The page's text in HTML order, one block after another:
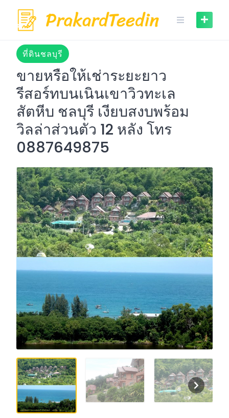
content
ที่ดินชลบุรี
ขายหรือให้เช่าระยะยาว
รีสอร์ทบนเนินเขาวิวทะเล
สัตหีบ ชลบุรี เงียบสงบพร้อม
วิลล่าส่วนตัว 12 หลัง โทร
0887649875